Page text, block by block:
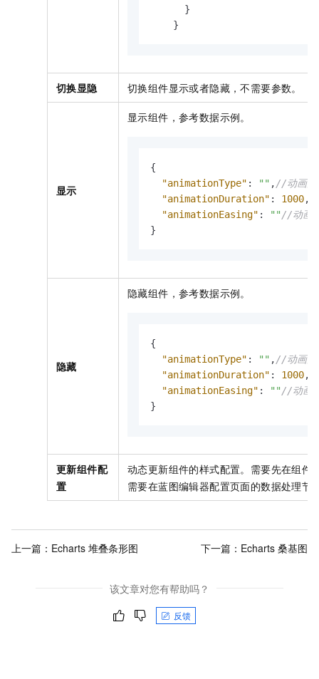
}
}
切换显隐 切换组件显示或者隐藏，不需要参数。
显示
显示组件，参考数据示例。
{
"animationType" : "" , //动画方
"animationDuration" : 1000,
"animationEasing" : "" //动画
}
隐藏
隐藏组件，参考数据示例。
{
"animationType" : "" , //动画方
"animationDuration" : 1000,
"animationEasing" : "" //动画
}
更新组件配
置
动态更新组件的样式配置。需要先在组件
需要在蓝图编辑器配置页面的数据处理节
上一篇： Echarts 堆叠条形图 下一篇： Echarts 桑基图
该文章对您有帮助吗？
反馈